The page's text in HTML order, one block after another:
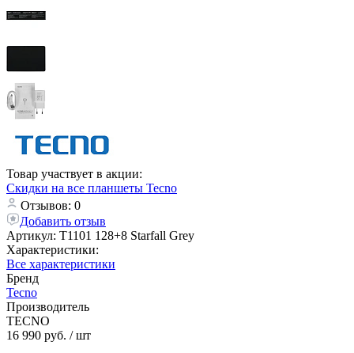
Товар участвует в акции:
Скидки на все планшеты Tecno
Отзывов: 0
Добавить отзыв
Артикул: T1101 128+8 Starfall Grey
Характеристики:
Все характеристики
Бренд
Tecno
Производитель
TECNO
16 990 руб. / шт